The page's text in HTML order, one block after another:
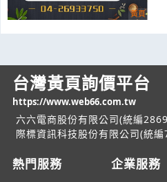
台灣黃頁詢價平台
https://www.web66.com.tw
六六電商股份有限公司(統編
際標資訊科技股份有限公司(統
熱門服務 企業服務